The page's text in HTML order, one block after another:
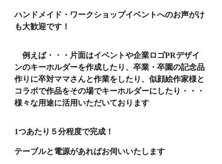
ハンドメイド・ワークショップイベントへのお声がけ
も大歓迎です！
例えば・・・片面はイベントや企業ロゴPRデザイ
ンのキーホルダーを作成したり、卒業・卒園の記念品
作りに卒対ママさんと作業をしたり、似顔絵作家様と
コラボで作品をその場でキーホルダーにしたり・・・
様々な用途に活用いただいております
1つあたり５分程度で完成！
テーブルと電源があればお伺いいたします